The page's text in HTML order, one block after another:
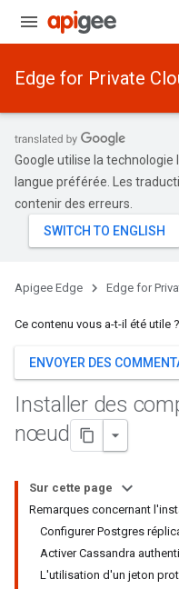
Edge for Private
Google utilise la
langue préférée. Les
contenir des erreurs.
Apigee Edge Edge for
Ce contenu vous a-t-il été utile ?
ENVOYER DES
Installer des
nœud
Sur cette page
Remarques concernant
Configurer Postgres
Activer Cassandra
L'utilisation d'un jeton